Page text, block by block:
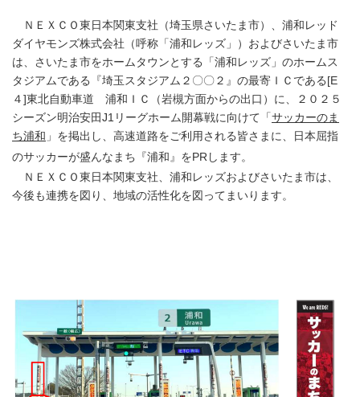
ＮＥＸＣＯ東日本関東支社（埼玉県さいたま市）、浦和レッド
ダイヤモンズ株式会社（呼称「浦和レッズ」）およびさいたま市
は、さいたま市をホームタウンとする「浦和レッズ」のホームス
タジアムである『埼玉スタジアム２〇〇２』の最寄ＩＣである[E
４]東北自動車道 浦和ＩＣ（岩槻方面からの出口）に、２０２５
シーズン明治安田J1リーグホーム開幕戦に向けて「 サッカーのま
ち浦和 」を掲出し、高速道路をご利用される皆さまに、日本屈指
のサッカーが盛んなまち『浦和』をPRします。
ＮＥＸＣＯ東日本関東支社、浦和レッズおよびさいたま市は、
今後も連携を図り、地域の活性化を図ってまいります。